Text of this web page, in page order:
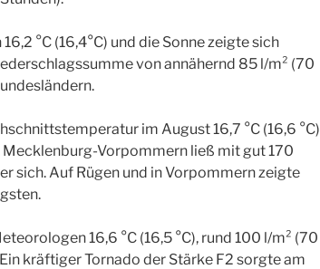
°C (16,4°C) und die Sonne zeigte sich
von annähernd 85 l/m² (70
im August 16,7 °C (16,6 °C)
Vorpommern ließ mit gut 170
sich. Auf Rügen und in Vorpommern zeigte
16,6 °C (16,5 °C), rund 100 l/m² (70
kräftiger Tornado der Stärke F2 sorgte am